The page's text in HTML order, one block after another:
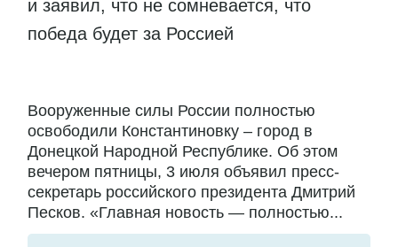
и заявил, что не сомневается, что
победа будет за Россией
Вооруженные силы России полностью
освободили Константиновку – город в
Донецкой Народной Республике. Об этом
вечером пятницы, 3 июля объявил пресс-
секретарь российского президента Дмитрий
Песков. «Главная новость — полностью...